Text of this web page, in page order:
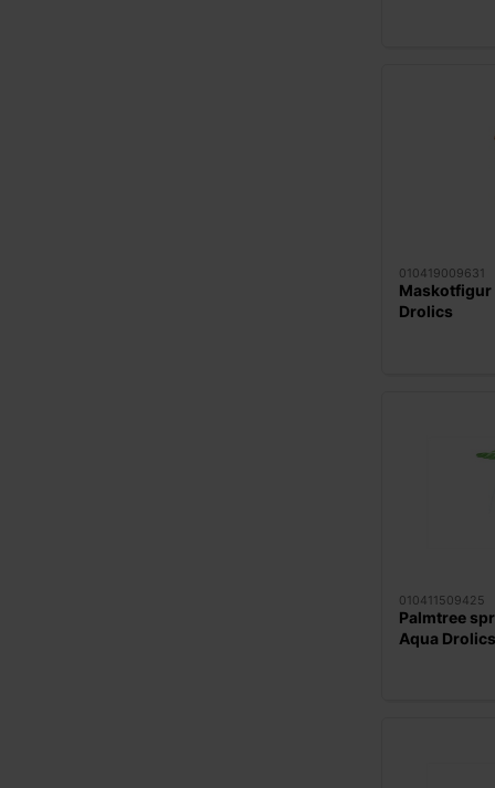
010419009631
Maskotfigur
Drolics
010411509425
Palmtree
Aqua Drolics